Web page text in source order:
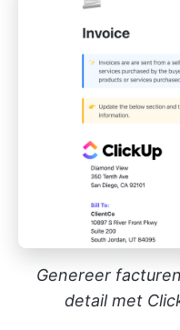
Genereer
detail met